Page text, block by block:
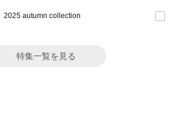
特集一覧を見る